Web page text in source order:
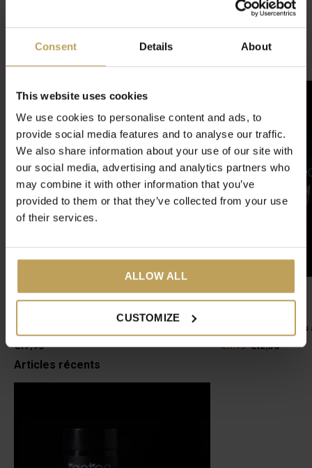
Consent Details About
This website uses cookies
We use cookies to personalise content and ads, to
provide social media features and to analyse our traffic.
We also share information about your use of our site with
our social media, advertising and analytics partners who
may combine it with other information that you’ve
provided to them or that they’ve collected from your use
of their services.
ALLOW ALL
CUSTOMIZE
Related articles
tastea Tasse à Thé NYX
€19,95
Thé glacé aux
€17,95 €12,56
Articles récents